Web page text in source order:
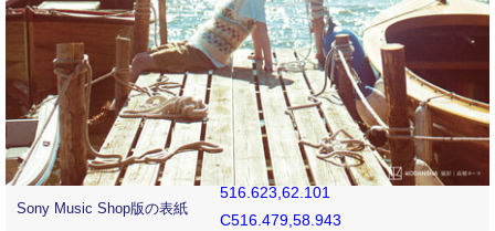
519.894,71.106
C518.846,70.057
518.197,69.06
517.654,67.663
C517.244,66.606
516.755,65.022
516.623,62.101
C516.479,58.943
Sony Music Shop版の表紙